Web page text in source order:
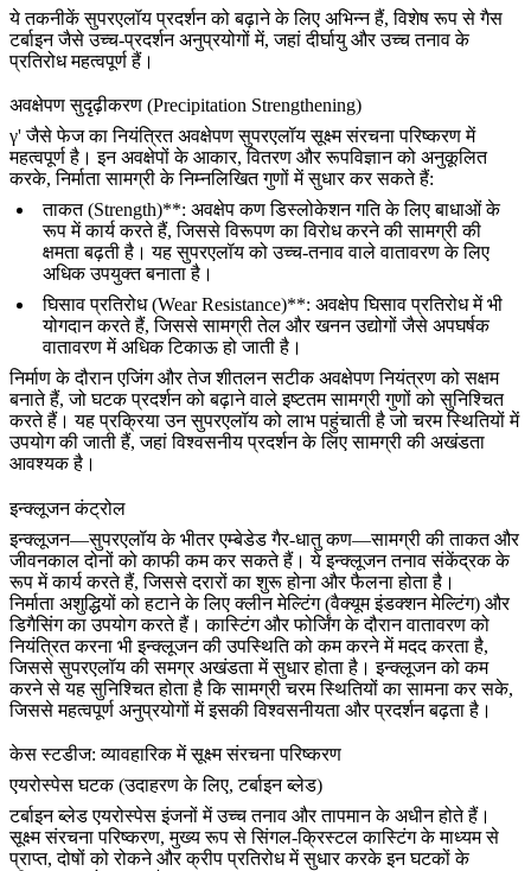
ये तकनीकें सुपरएलॉय प्रदर्शन को बढ़ाने के लिए अभिन्न हैं, विशेष रूप से गैस
टर्बाइन जैसे उच्च-प्रदर्शन अनुप्रयोगों में, जहां दीर्घायु और उच्च तनाव के
प्रतिरोध महत्वपूर्ण हैं।
अवक्षेपण सुदृढ़ीकरण (Precipitation Strengthening)
γ' जैसे फेज का नियंत्रित अवक्षेपण सुपरएलॉय सूक्ष्म संरचना परिष्करण में
महत्वपूर्ण है। इन अवक्षेपों के आकार, वितरण और रूपविज्ञान को अनुकूलित
करके, निर्माता सामग्री के निम्नलिखित गुणों में सुधार कर सकते हैं:
ताकत (Strength)**: अवक्षेप कण डिस्लोकेशन गति के लिए बाधाओं के
रूप में कार्य करते हैं, जिससे विरूपण का विरोध करने की सामग्री की
क्षमता बढ़ती है। यह सुपरएलॉय को उच्च-तनाव वाले वातावरण के लिए
अधिक उपयुक्त बनाता है।
घिसाव प्रतिरोध (Wear Resistance)**: अवक्षेप घिसाव प्रतिरोध में भी
योगदान करते हैं, जिससे सामग्रीतेल औरखननउद्योगों जैसे अपघर्षक
वातावरण में अधिक टिकाऊ हो जाती है।
निर्माण के दौरान एजिंग और तेज शीतलन सटीक अवक्षेपण नियंत्रण को सक्षम
बनाते हैं, जो घटक प्रदर्शन को बढ़ाने वाले इष्टतम सामग्री गुणों को सुनिश्चित
करते हैं। यह प्रक्रिया उन सुपरएलॉय को लाभ पहुंचाती है जो चरम स्थितियों में
उपयोग की जाती हैं, जहां विश्वसनीय प्रदर्शन के लिए सामग्री की अखंडता
आवश्यक है।
इन्क्लूजन कंट्रोल
इन्क्लूजन—सुपरएलॉय के भीतर एम्बेडेड गैर-धातु कण—सामग्री की ताकत और
जीवनकाल दोनों को काफी कम कर सकते हैं। ये इन्क्लूजन तनाव संकेंद्रक के
रूप में कार्य करते हैं, जिससे दरारों का शुरू होना और फैलना होता है।
निर्माता अशुद्धियों को हटाने के लिए क्लीन मेल्टिंग (वैक्यूम इंडक्शन मेल्टिंग) और
डिगैसिंग का उपयोग करते हैं। कास्टिंग औरफोर्जिंगके दौरानवातावरण को
नियंत्रित करना भी इन्क्लूजन की उपस्थिति को कम करने में मदद करता है,
जिससे सुपरएलॉय की समग्र अखंडता में सुधार होता है। इन्क्लूजन को कम
करने से यह सुनिश्चित होता है कि सामग्री चरम स्थितियों का सामना कर सके,
जिससे महत्वपूर्ण अनुप्रयोगों में इसकी विश्वसनीयता और प्रदर्शन बढ़ता है।
केस स्टडीज: व्यावहारिक में सूक्ष्म संरचना परिष्करण
एयरोस्पेस घटक(उदाहरण के लिए, टर्बाइन ब्लेड)
टर्बाइन ब्लेड एयरोस्पेस इंजनों में उच्च तनाव और तापमान के अधीन होते हैं।
सूक्ष्म संरचना परिष्करण, मुख्य रूप से सिंगल-क्रिस्टल कास्टिंग के माध्यम से
प्राप्त, दोषों को रोकने और क्रीप प्रतिरोध में सुधार करके इन घटकों के